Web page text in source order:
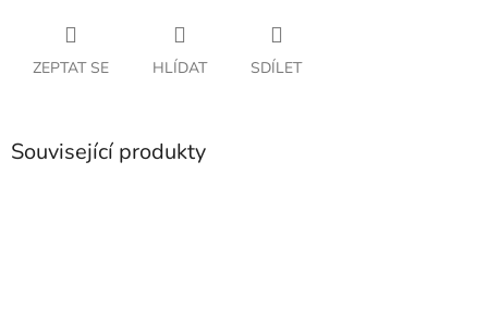
ZEPTAT SE HLÍDAT SDÍLET
Související produkty